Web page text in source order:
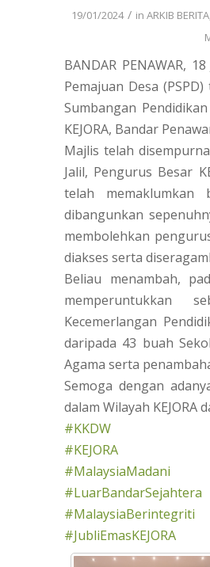
19/01/2024 / in ARKIB BERITA
BANDAR PENAWAR,
Pemajuan Desa
Sumbangan
KEJORA, Bandar
Majlis telah
Jalil, Pengurus Besar
telah memaklumkan
dibangunkan
membolehkan
diakses serta
Beliau menambah,
memperuntukkan
Kecemerlangan
daripada 43 buah
Agama serta
Semoga dengan
dalam Wilayah
#KKDW
#KEJORA
#MalaysiaMadani
#LuarBandarSejahtera
#MalaysiaBerintegriti
#JubliEmasKEJORA